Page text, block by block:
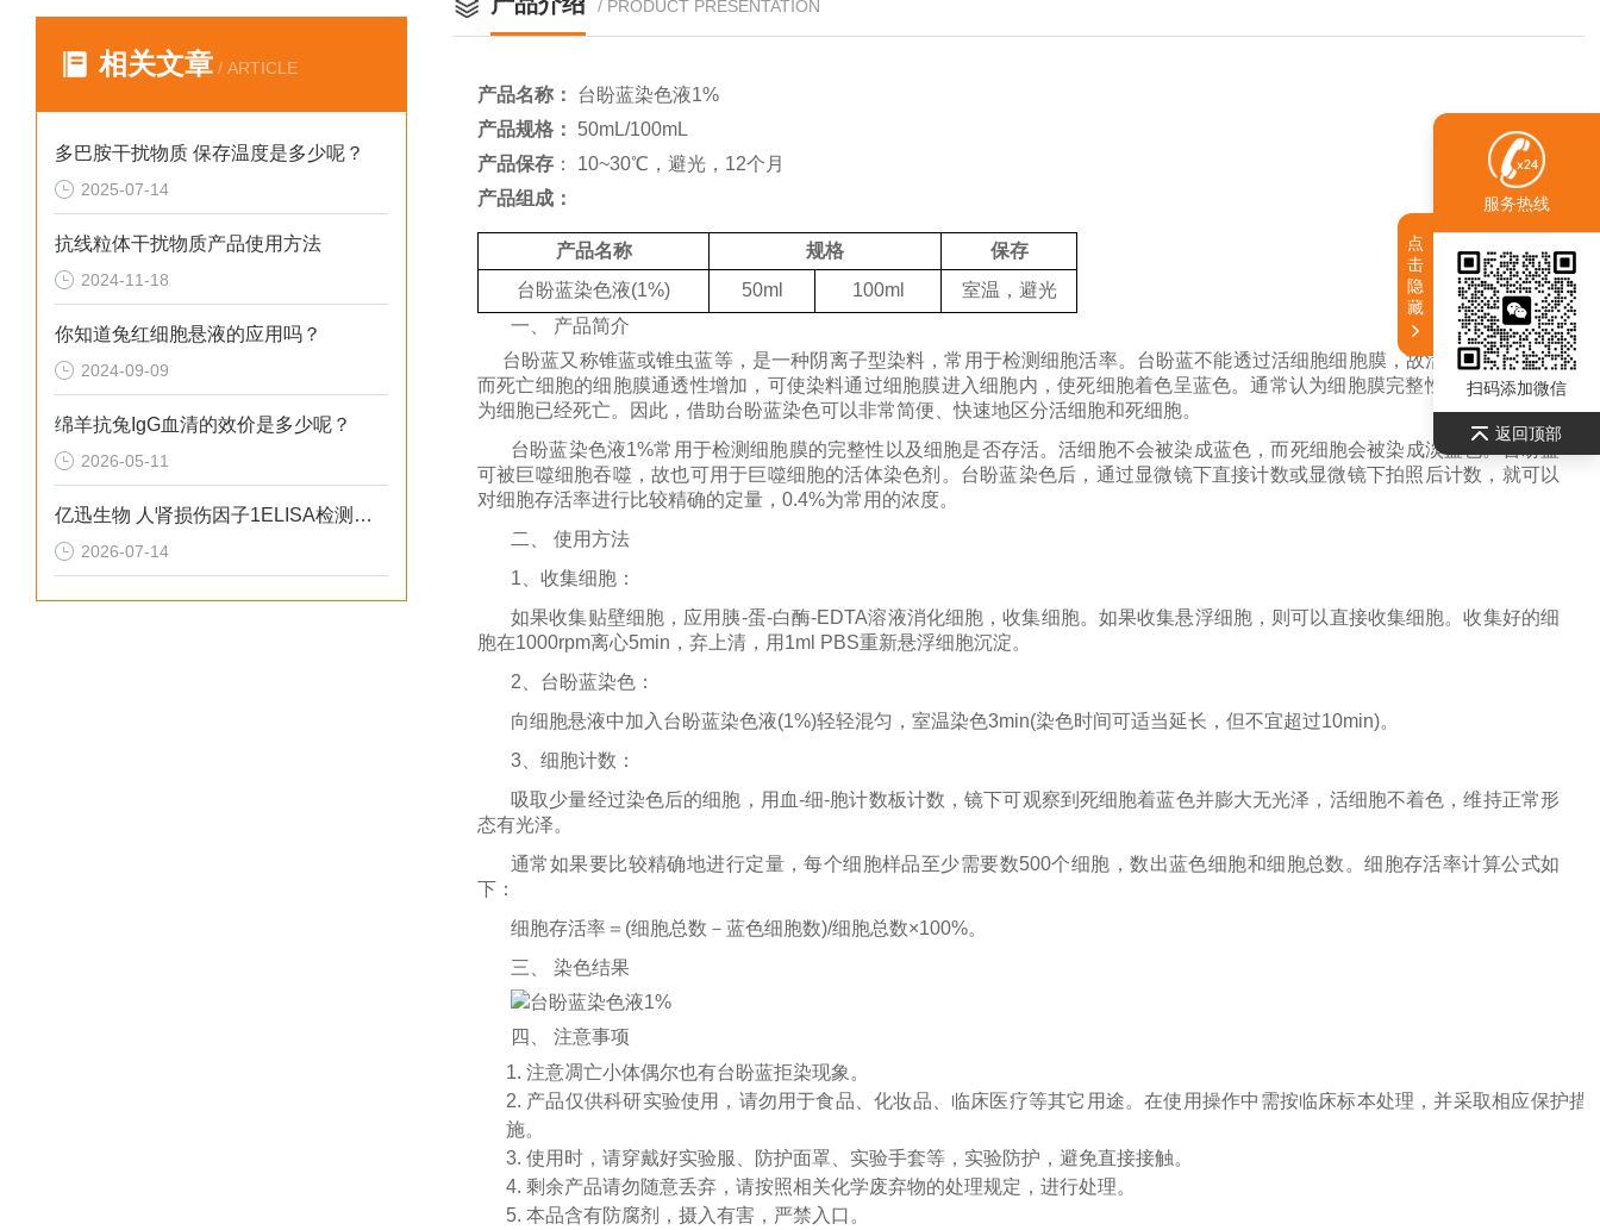
相关文章 / ARTICLE
多巴胺干扰物质 保存温度是多少呢？
2025-07-14
抗线粒体干扰物质产品使用方法
2024-11-18
你知道兔红细胞悬液的应用吗？
2024-09-09
绵羊抗兔IgG血清的效价是多少呢？
2026-05-11
亿迅生物 人肾损伤因子1ELISA检测试剂盒应该如何保存？
2026-07-14
/ PRODUCT PRESENTATION
产品名称： 台盼蓝染色液1%
产品规格：
50mL/100mL
产品保存 ：
10~30℃，避光，12个月
产品组成：
产品名称 规格
保存
台盼蓝染色液(1%) 50ml 100ml
室温，避光
一、 产品简介
台盼蓝又称锥蓝或锥虫蓝等，是一种阴离子型染料，常用于检测细胞活率。台盼蓝不能透过活细胞细胞膜，故活细胞不着色，
而死亡细胞的细胞膜通透性增加，可使染料通过细胞膜进入细胞内，使死细胞着色呈蓝色。通常认为细胞膜完整性丧失，即可认
为细胞已经死亡。因此，借助台盼蓝染色可以非常简便、快速地区分活细胞和死细胞。
台盼蓝染色液1%常用于检测细胞膜的完整性以及细胞是否存活。活细胞不会被染成蓝色，而死细胞会被染成淡蓝色。台盼蓝
可被巨噬细胞吞噬，故也可用于巨噬细胞的活体染色剂。台盼蓝染色后，通过显微镜下直接计数或显微镜下拍照后计数，就可以
对细胞存活率进行比较精确的定量，0.4%为常用的浓度。
二、 使用方法
1、收集细胞：
如果收集贴壁细胞，应用胰-蛋-白酶-EDTA溶液消化细胞，收集细胞。如果收集悬浮细胞，则可以直接收集细胞。收集好的细
胞在1000rpm离心5min，弃上清，用1ml PBS重新悬浮细胞沉淀。
2、台盼蓝染色：
向细胞悬液中加入台盼蓝染色液(1%)轻轻混匀，室温染色3min(染色时间可适当延长，但不宜超过10min)。
3、细胞计数：
吸取少量经过染色后的细胞，用血-细-胞计数板计数，镜下可观察到死细胞着蓝色并膨大无光泽，活细胞不着色，维持正常形
态有光泽。
通常如果要比较精确地进行定量，每个细胞样品至少需要数500个细胞，数出蓝色细胞和细胞总数。细胞存活率计算公式如
下：
细胞存活率＝ (细胞总数－蓝色细胞数)/细胞总数×100%。
三、 染色结果
四、 注意事项
1. 注意凋亡小体偶尔也有台盼蓝拒染现象。
2. 产品仅供科研实验使用，请勿用于食品、化妆品、临床医疗等其它用途。在使用操作中需按临床标本处理，并采取相应保护措
施。
3. 使用时，请穿戴好实验服、防护面罩、实验手套等，实验防护，避免直接接触。
4. 剩余产品请勿随意丢弃，请按照相关化学废弃物的处理规定，进行处理。
5. 本品含有防腐剂，摄入有害，严禁入口。
服务热线
扫码添加微信
返回顶部
点
击
隐
藏